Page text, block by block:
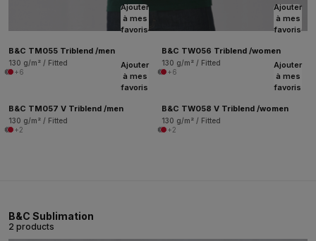
Ajouter
à mes
favoris
B&C TM055 Triblend /men
130 g/m² / Fitted
+6
Ajouter
à mes
favoris
B&C TW056 Triblend /women
130 g/m² / Fitted
+6
Ajouter
à mes
favoris
B&C TM057 V Triblend /men
130 g/m² / Fitted
+2
Ajouter
à mes
favoris
B&C TW058 V Triblend /women
130 g/m² / Fitted
+2
B&C Sublimation
2 products